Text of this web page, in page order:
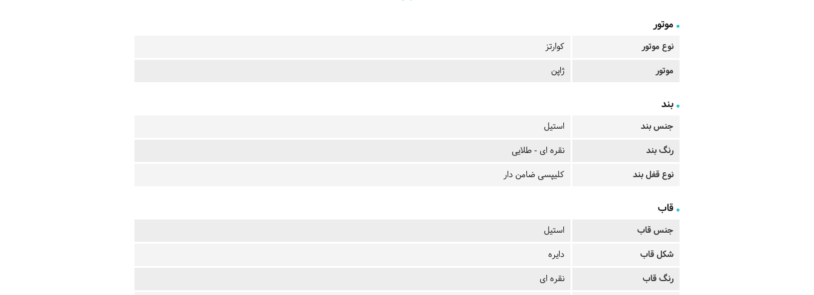
موتور
نوع موتور
کوارتز
موتور
ژاپن
بند
جنس بند
استیل
رنگ بند
نقره ای - طلایی
نوع قفل بند
کلیپسی ضامن دار
قاب
جنس قاب
استیل
شکل قاب
دایره
رنگ قاب
نقره ای